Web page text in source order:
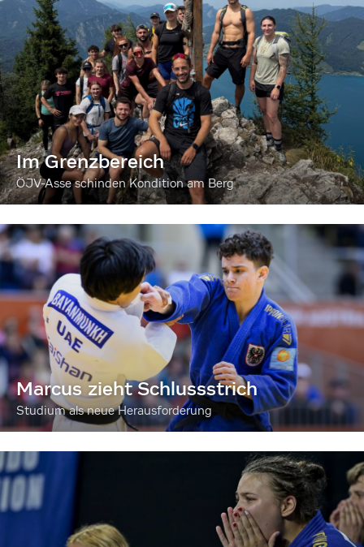
Im Grenzbereich
ÖJV-Asse schinden Kondition am Berg
Marcus zieht Schlussstrich
Studium als neue Herausforderung